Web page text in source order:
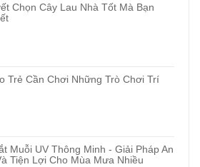
Chọn Cây Lau Nhà Tốt Mà Bạn
Trẻ Cần Chơi Những Trò Chơi Trí
Muỗi UV Thông Minh - Giải Pháp An
Tiện Lợi Cho Mùa Mưa Nhiều